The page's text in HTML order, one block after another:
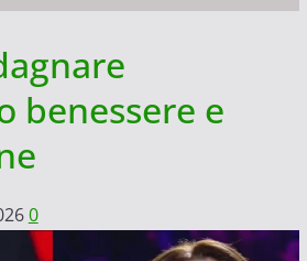
benessere e
0